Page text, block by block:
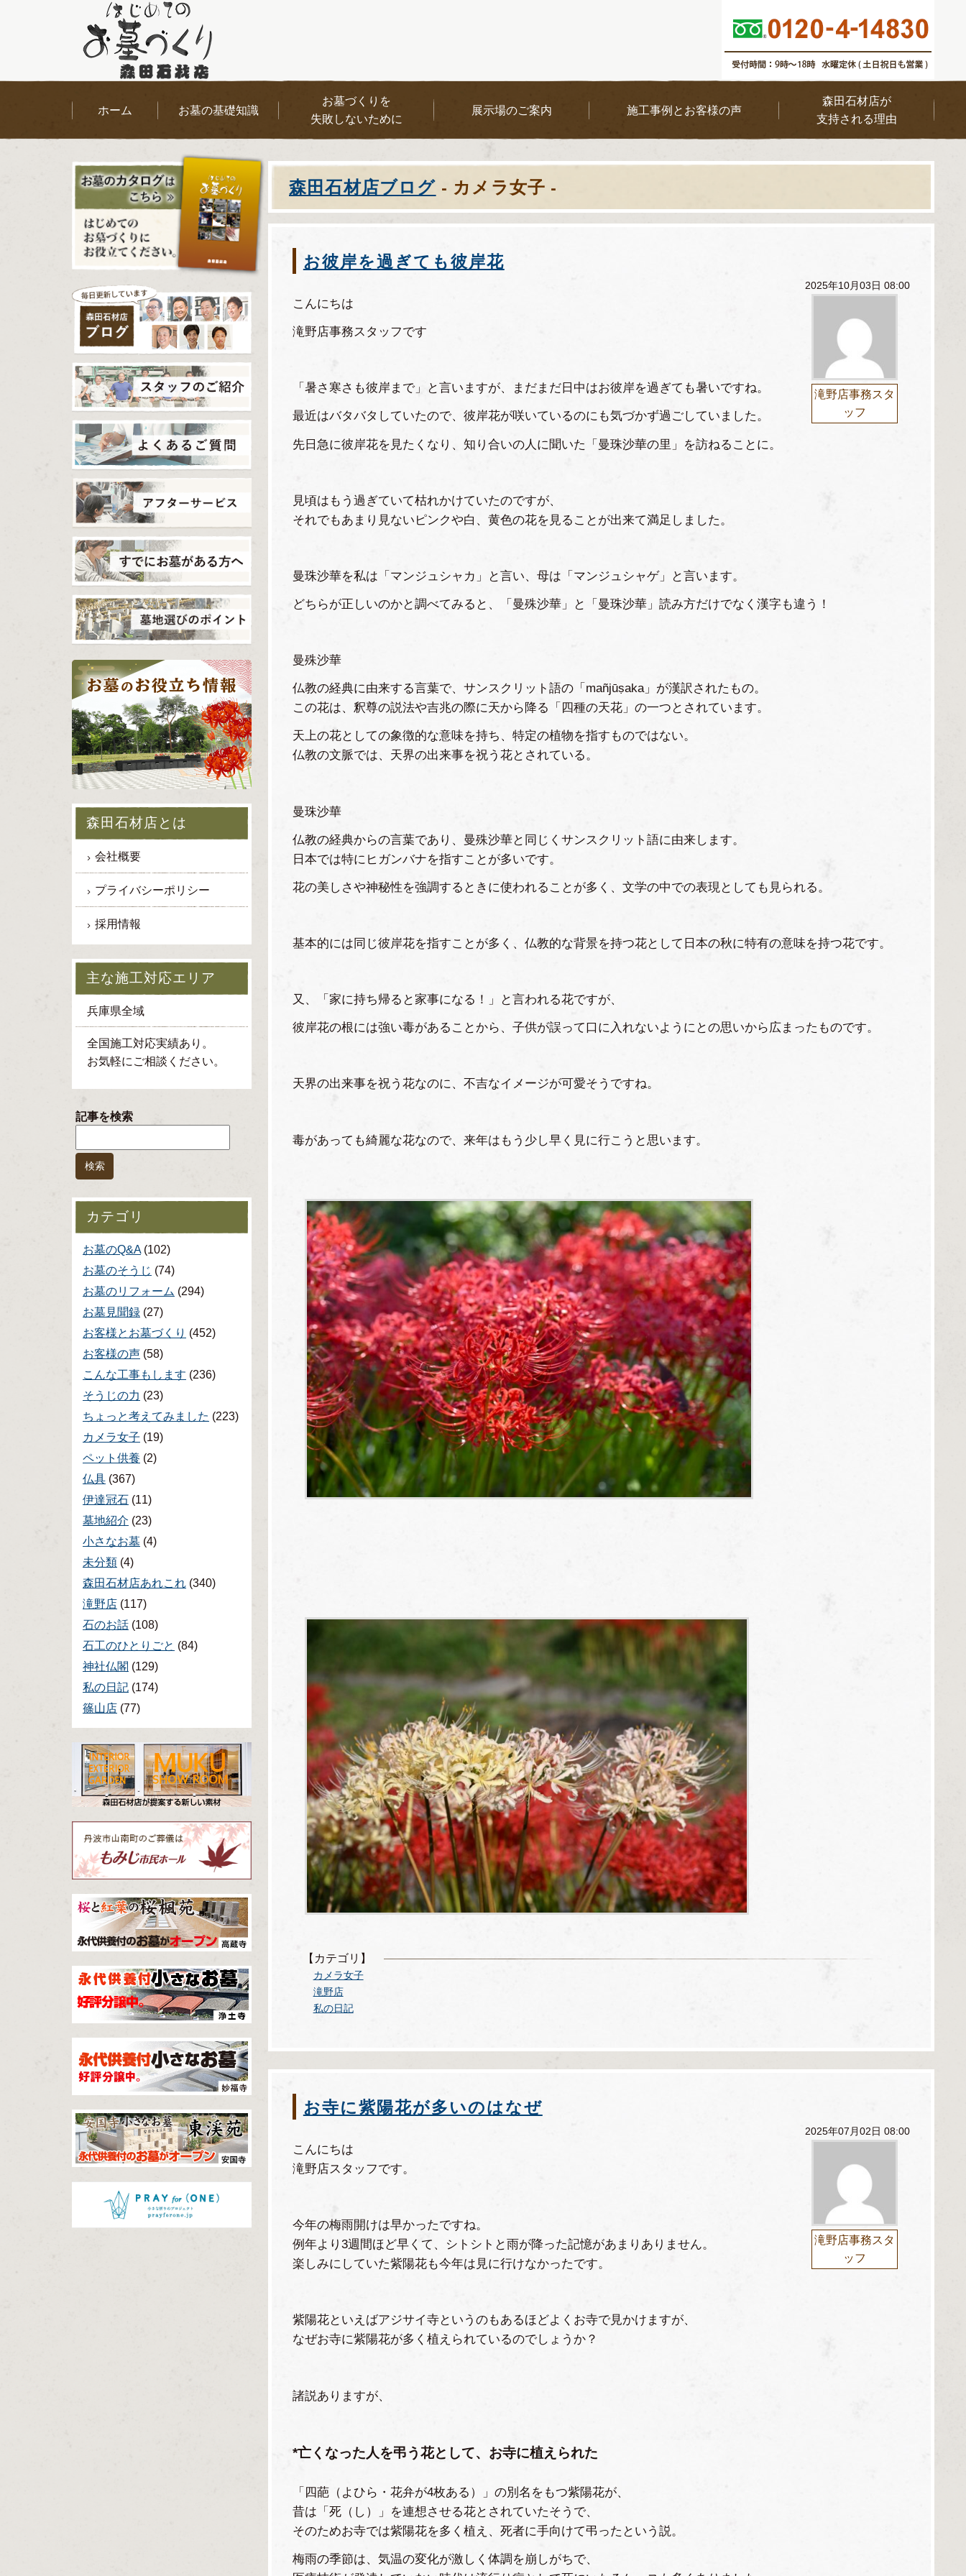
ホーム お墓の基礎知識
お墓づくりを
失敗しないために
展示場のご案内 施工事例とお客様の声
森田石材店が
支持される理由
森田石材店ブログ - カメラ女子 -
お彼岸を過ぎても彼岸花
2025年10月03日 08:00
滝野店事務スタ
ッフ
こんにちは
滝野店事務スタッフです
「暑さ寒さも彼岸まで」と言いますが、まだまだ日中はお彼岸を過ぎても暑いですね。
最近はバタバタしていたので、彼岸花が咲いているのにも気づかず過ごしていました。
先日急に彼岸花を見たくなり、知り合いの人に聞いた「曼珠沙華の里」を訪ねることに。
見頃はもう過ぎていて枯れかけていたのですが、
それでもあまり見ないピンクや白、黄色の花を見ることが出来て満足しました。
曼珠沙華を私は「マンジュシャカ」と言い、母は「マンジュシャゲ」と言います。
どちらが正しいのかと調べてみると、「曼殊沙華」と「曼珠沙華」読み方だけでなく漢字も違う！
曼殊沙華
仏教の経典に由来する言葉で、サンスクリット語の「mañjūṣaka」が漢訳されたもの。
この花は、釈尊の説法や吉兆の際に天から降る「四種の天花」の一つとされています。
天上の花としての象徴的な意味を持ち、特定の植物を指すものではない。
仏教の文脈では、天界の出来事を祝う花とされている。
曼珠沙華
仏教の経典からの言葉であり、曼殊沙華と同じくサンスクリット語に由来します。
日本では特にヒガンバナを指すことが多いです。
花の美しさや神秘性を強調するときに使われることが多く、文学の中での表現としても見られる。
基本的には同じ彼岸花を指すことが多く、仏教的な背景を持つ花として日本の秋に特有の意味を持つ花です。
又、「家に持ち帰ると家事になる！」と言われる花ですが、
彼岸花の根には強い毒があることから、子供が誤って口に入れないようにとの思いから広まったものです。
天界の出来事を祝う花なのに、不吉なイメージが可愛そうですね。
毒があっても綺麗な花なので、来年はもう少し早く見に行こうと思います。
【カテゴリ】
カメラ女子
滝野店
私の日記
お寺に紫陽花が多いのはなぜ
2025年07月02日 08:00
滝野店事務スタ
ッフ
こんにちは
滝野店スタッフです。
今年の梅雨開けは早かったですね。
例年より3週間ほど早くて、シトシトと雨が降った記憶があまりありません。
楽しみにしていた紫陽花も今年は見に行けなかったです。
紫陽花といえばアジサイ寺というのもあるほどよくお寺で見かけますが、
なぜお寺に紫陽花が多く植えられているのでしょうか？
諸説ありますが、
*亡くなった人を弔う花として、お寺に植えられた
「四葩（よひら・花弁が4枚ある）」の別名をもつ紫陽花が、
昔は「死（し）」を連想させる花とされていたそうで、
そのためお寺では紫陽花を多く植え、死者に手向けて弔ったという説。
梅雨の季節は、気温の変化が激しく体調を崩しがちで、
森田石材店とは
会社概要
プライバシーポリシー
採用情報
主な施工対応エリア
兵庫県全域
全国施工対応実績あり。
お気軽にご相談ください。
記事を検索
カテゴリ
お墓のQ&A(102)
お墓のそうじ (74)
お墓のリフォーム (294)
お墓見聞録 (27)
お客様とお墓づくり (452)
お客様の声 (58)
こんな工事もします (236)
そうじの力 (23)
ちょっと考えてみました (223)
カメラ女子 (19)
ペット供養 (2)
仏具 (367)
伊達冠石 (11)
墓地紹介 (23)
小さなお墓 (4)
未分類 (4)
森田石材店あれこれ (340)
滝野店 (117)
石のお話 (108)
石工のひとりごと (84)
神社仏閣 (129)
私の日記 (174)
篠山店 (77)